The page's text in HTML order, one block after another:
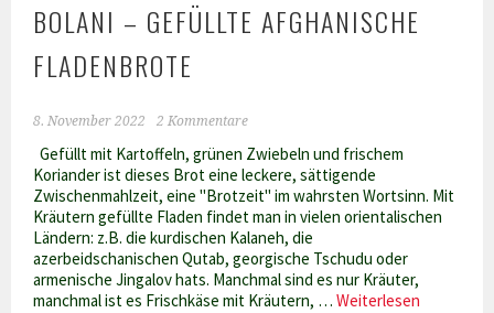
BOLANI – GEFÜLLTE AFGHANISCHE
FLADENBROTE
8. November 2022 2 Kommentare
Gefüllt mit Kartoffeln, grünen Zwiebeln und frischem
Koriander ist dieses Brot eine leckere, sättigende
Zwischenmahlzeit, eine "Brotzeit" im wahrsten Wortsinn. Mit
Kräutern gefüllte Fladen findet man in vielen orientalischen
Ländern: z.B. die kurdischen Kalaneh, die
azerbeidschanischen Qutab, georgische Tschudu oder
armenische Jingalov hats. Manchmal sind es nur Kräuter,
manchmal ist es Frischkäse mit Kräutern, …Weiterlesen